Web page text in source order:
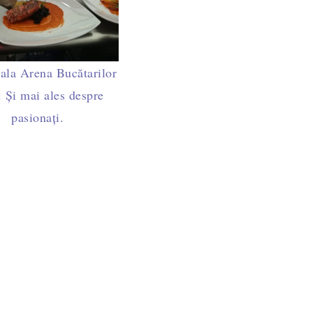
Arena Bucătarilor
Și mai ales despre
pasionați.